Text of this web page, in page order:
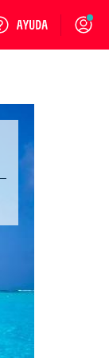
Login